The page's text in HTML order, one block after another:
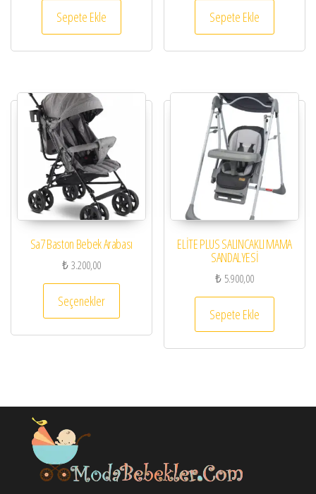
Sepete Ekle Sepete Ekle
Sa7 Baston Bebek Arabası
₺3.200,00
Seçenekler
Bu ürünün birden fazla varyasyonu var.
ELİTE PLUS SALINCAKLI MAMA
SANDALYESİ
₺ 5.900,00
Sepete Ekle